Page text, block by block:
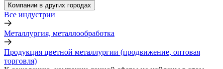
Компании в других городах
Все индустрии
Металлургия, металлообработка
Продукция цветной металлургии (продвижение, оптовая
торговля)